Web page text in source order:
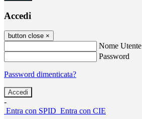
Accedi
button close ×
Nome Utente
Password
Password dimenticata?
-
Entra con SPID Entra con CIE